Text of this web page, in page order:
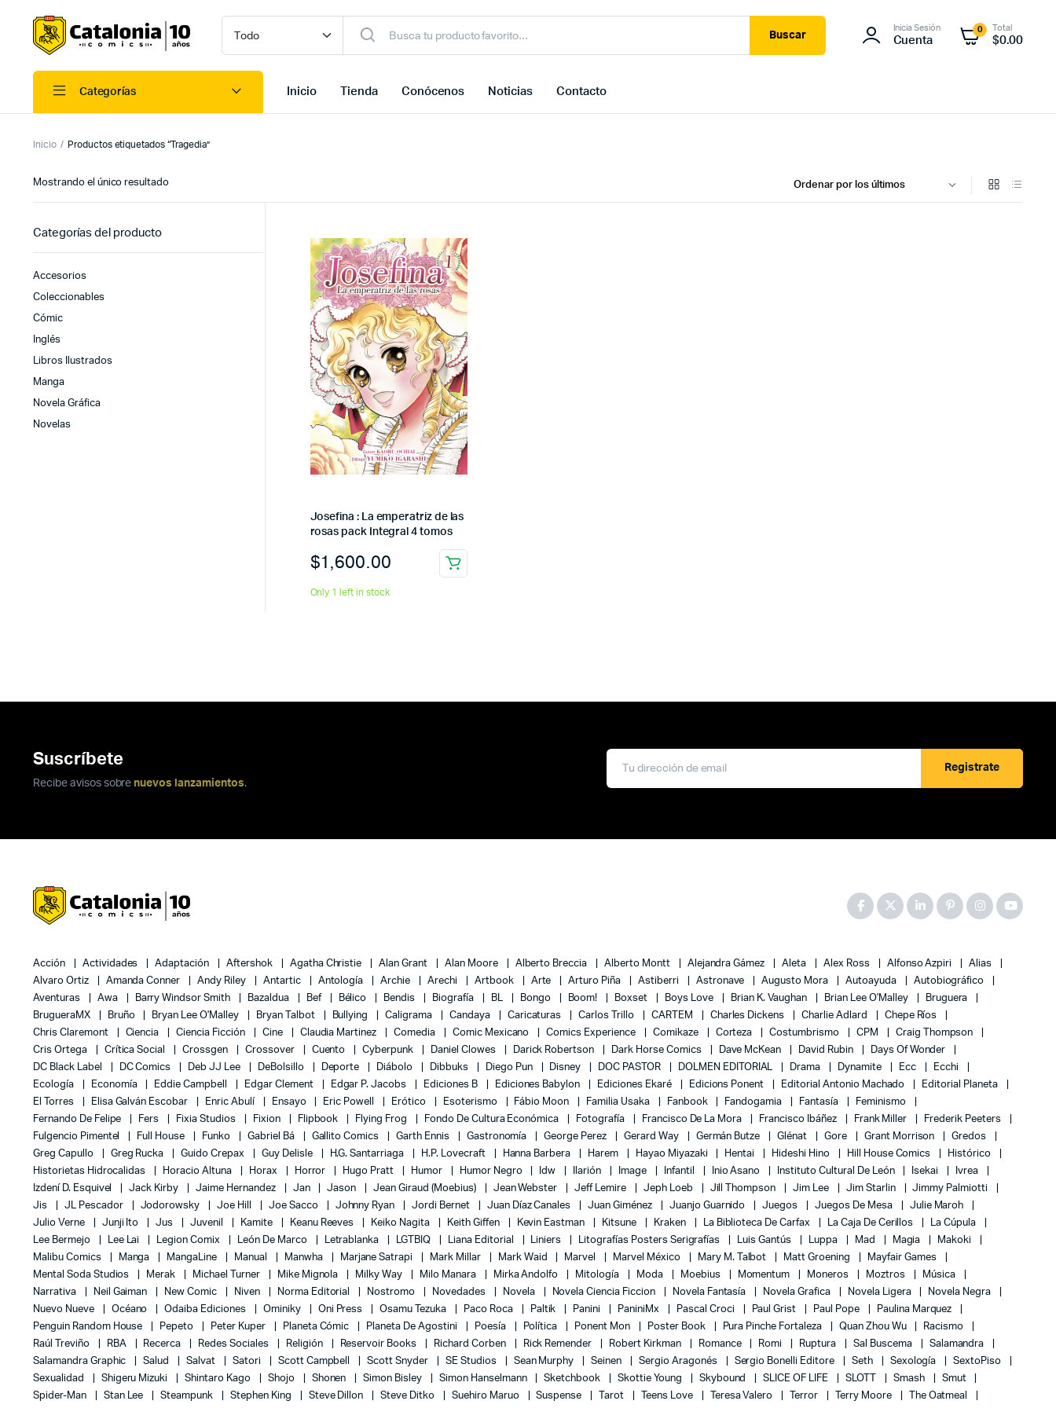
Buscar
Inicia Sesión
Cuenta
0 Total
$0.00
Categorías Inicio Tienda Conócenos Noticias Contacto
Inicio Productos etiquetados “Tragedia”
Mostrando el único resultado
Josefina : La emperatriz de las
rosas pack Integral 4 tomos
$1,600.00
Only 1 left in stock
Categorías del producto
Accesorios
Coleccionables
Cómic
Inglés
Libros Ilustrados
Manga
Novela Gráfica
Novelas
Suscríbete
Recibe avisos sobre nuevos lanzamientos.
Registrate
Acción Actividades Adaptación Aftershok Agatha Christie Alan Grant Alan Moore Alberto Breccia Alberto Montt Alejandra Gámez Aleta Alex Ross Alfonso Azpiri
Alias
Alvaro Ortiz
Amanda Conner Andy Riley Antartic Antología Archie Arechi Artbook Arte Arturo Piña Astiberri Astronave Augusto Mora Autoayuda
Autobiográfico
Aventuras
Awa Barry Windsor Smith Bazaldua Bef Bélico Bendis Biografía BL Bongo Boom! Boxset Boys Love Brian K. Vaughan Brian Lee O'Malley
Bruguera
BrugueraMX
Bruño Bryan Lee O'Malley Bryan Talbot Bullying Caligrama Candaya Caricaturas Carlos Trillo CARTEM Charles Dickens Charlie Adlard
Chepe Ríos
Chris Claremont
Ciencia Ciencia Ficción Cine Claudia Martinez Comedia Comic Mexicano Comics Experience Comikaze Corteza Costumbrismo CPM
Craig Thompson
Cris Ortega
Crítica Social Crossgen Crossover Cuento Cyberpunk Daniel Clowes Darick Robertson Dark Horse Comics Dave McKean David Rubin
Days Of Wonder
DC Black Label
DC Comics Deb JJ Lee DeBolsillo Deporte Diábolo Dibbuks Diego Pun Disney DOC PASTOR DOLMEN EDITORIAL Drama Dynamite Ecc
Ecchi
Ecología
Economía Eddie Campbell Edgar Clement Edgar P. Jacobs Ediciones B Ediciones Babylon Ediciones Ekaré Edicions Ponent Editorial Antonio Machado
Editorial Planeta
El Torres
Elisa Galván Escobar Enric Abulí Ensayo Eric Powell Erótico Esoterismo Fábio Moon Familia Usaka Fanbook Fandogamia Fantasía
Feminismo
Fernando De Felipe
Fers Fixia Studios Fixion Flipbook Flying Frog Fondo De Cultura Económica Fotografía Francisco De La Mora Francisco Ibáñez Frank Miller
Frederik Peeters
Fulgencio Pimentel
Full House Funko Gabriel Bá Gallito Comics Garth Ennis Gastronomía George Perez Gerard Way Germán Butze Glénat Gore Grant Morrison
Gredos
Greg Capullo
Greg Rucka Guido Crepax Guy Delisle H.G. Santarriaga H.P. Lovecraft Hanna Barbera Harem Hayao Miyazaki Hentai Hideshi Hino Hill House Comics
Histórico
Historietas Hidrocalidas
Horacio Altuna Horax Horror Hugo Pratt Humor Humor Negro Idw Ilarión Image Infantil Inio Asano Instituto Cultural De León Isekai
Ivrea
Izdení D. Esquivel
Jack Kirby Jaime Hernandez Jan Jason Jean Giraud (Moebius) Jean Webster Jeff Lemire Jeph Loeb Jill Thompson Jim Lee Jim Starlin
Jimmy Palmiotti
Jis
JL Pescador Jodorowsky Joe Hill Joe Sacco Johnny Ryan Jordi Bernet Juan Díaz Canales Juan Giménez Juanjo Guarnido Juegos Juegos De Mesa
Julie Maroh
Julio Verne
Junji Ito Jus Juvenil Kamite Keanu Reeves Keiko Nagita Keith Giffen Kevin Eastman Kitsune Kraken La Biblioteca De Carfax La Caja De Cerillos
La Cúpula
Lee Bermejo
Lee Lai Legion Comix León De Marco Letrablanka LGTBIQ Liana Editorial Liniers Litografías Posters Serigrafías Luis Gantús Luppa Mad Magia
Makoki
Malibu Comics
Manga MangaLine Manual Manwha Marjane Satrapi Mark Millar Mark Waid Marvel Marvel México Mary M. Talbot Matt Groening
Mayfair Games
Mental Soda Studios
Merak Michael Turner Mike Mignola Milky Way Milo Manara Mirka Andolfo Mitología Moda Moebius Momentum Moneros Moztros
Música
Narrativa
Neil Gaiman New Comic Niven Norma Editorial Nostromo Novedades Novela Novela Ciencia Ficcion Novela Fantasía Novela Grafica Novela Ligera
Novela Negra
Nuevo Nueve
Océano Odaiba Ediciones Ominiky Oni Press Osamu Tezuka Paco Roca Paltik Panini PaniniMx Pascal Croci Paul Grist Paul Pope
Paulina Marquez
Penguin Random House
Pepeto Peter Kuper Planeta Cómic Planeta De Agostini Poesía Política Ponent Mon Poster Book Pura Pinche Fortaleza Quan Zhou Wu
Racismo
Raúl Treviño
RBA Recerca Redes Sociales Religión Reservoir Books Richard Corben Rick Remender Robert Kirkman Romance Romi Ruptura Sal Buscema
Salamandra
Salamandra Graphic
Salud Salvat Satori Scott Campbell Scott Snyder SE Studios Sean Murphy Seinen Sergio Aragonés Sergio Bonelli Editore Seth Sexología
SextoPiso
Sexualidad
Shigeru Mizuki Shintaro Kago Shojo Shonen Simon Bisley Simon Hanselmann Sketchbook Skottie Young Skybound SLICE OF LIFE SLOTT Smash
Smut
Spider-Man
Stan Lee Steampunk Stephen King Steve Dillon Steve Ditko Suehiro Maruo Suspense Tarot Teens Love Teresa Valero Terror Terry Moore The Oatmeal